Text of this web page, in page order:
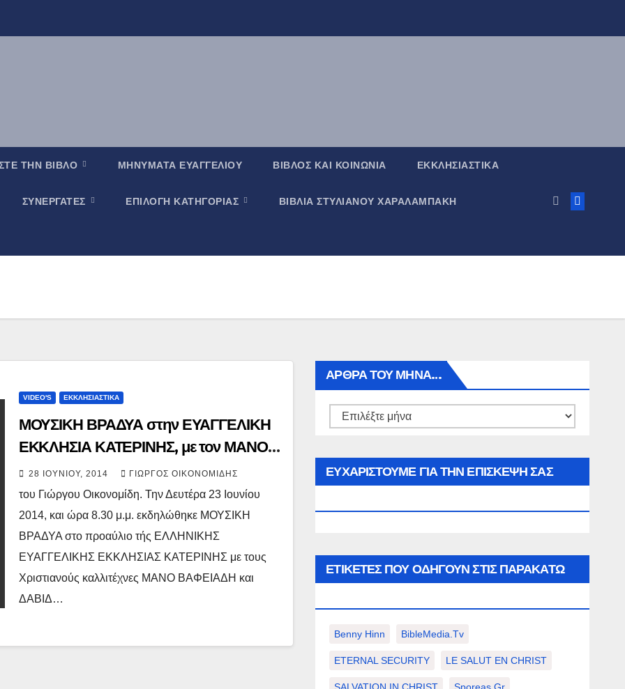
ΤΗΝ ΒΙΒΛΟ ΜΗΝΥΜΑΤΑ ΕΥΑΓΓΕΛΙΟΥ ΒΙΒΛΟΣ ΚΑΙ ΚΟΙΝΩΝΙΑ ΕΚΚΛΗΣΙΑΣΤΙΚΑ
ΣΥΝΕΡΓΑΤΕΣ ΕΠΙΛΟΓΗ ΚΑΤΗΓΟΡΙΑΣ ΒΙΒΛΙΑ ΣΤΥΛΙΑΝΟΥ ΧΑΡΑΛΑΜΠΑΚΗ
VIDEO'S ΕΚΚΛΗΣΙΑΣΤΙΚΑ
ΜΟΥΣΙΚΗ ΒΡΑΔΥΑ στην ΕΥΑΓΓΕΛΙΚΗ
ΕΚΚΛΗΣΙΑ ΚΑΤΕΡΙΝΗΣ, με τον ΜΑΝΟ
ΒΑΦΕΙΑΔΗ, [HD 720p].
28 ΙΟΥΝΊΟΥ, 2014 ΓΙΏΡΓΟΣ ΟΙΚΟΝΟΜΊΔΗΣ
του Γιώργου Οικονομίδη. Την Δευτέρα 23 Ιουνίου
2014, και ώρα 8.30 μ.μ. εκδηλώθηκε ΜΟΥΣΙΚΗ
ΒΡΑΔΥΑ στο προαύλιο τής ΕΛΛΗΝΙΚΗΣ
ΕΥΑΓΓΕΛΙΚΗΣ ΕΚΚΛΗΣΙΑΣ ΚΑΤΕΡΙΝΗΣ με τους
Χριστιανούς καλλιτέχνες ΜΑΝΟ ΒΑΦΕΙΑΔΗ και
ΔΑΒΙΔ…
ΑΡΘΡΑ ΤΟΥ ΜΉΝΑ…
Αρθρα
μήνα…
ΕΥΧΑΡΙΣΤΟΥΜΕ ΓΙΑ ΤΗΝ ΕΠΙΣΚΕΨΗ ΣΑΣ
ΕΤΙΚΈΤΕΣ ΠΟΥ ΟΔΗΓΟΎΝ ΣΤΙΣ ΠΑΡΑΚΆΤΩ
Benny Hinn BibleMedia.tv
ETERNAL SECURITY LE SALUT EN CHRIST